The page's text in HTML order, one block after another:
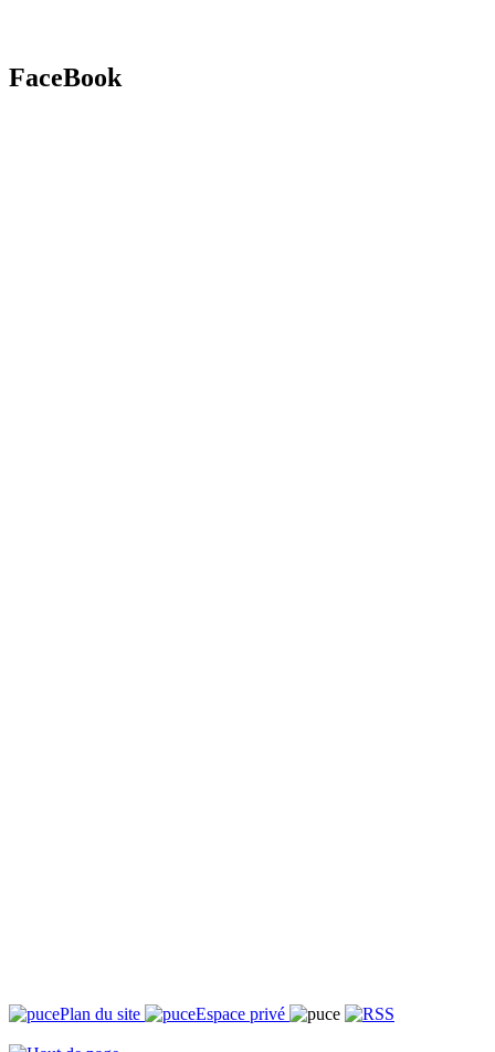
FaceBook
Plan du site Espace privé